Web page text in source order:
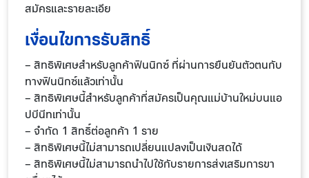
สมัครและรายละเอีย
เงื่อนไขการรับสิทธิ์
– สิทธิพิเศษสำหรับลูกค้าฟินนิกซ์ ที่ผ่านการยืนยันตัวตนกับ
ทางฟินนิกซ์แล้วเท่านั้น
– สิทธิพิเศษนี้สำหรับลูกค้าที่สมัครเป็นคุณแม่บ้านใหม่บนแอ
ปบีนีทเท่านั้น
– จำกัด 1 สิทธิ์ต่อลูกค้า 1 ราย
– สิทธิพิเศษนี้ไม่สามารถเปลี่ยนแปลงเป็นเงินสดได้
– สิทธิพิเศษนี้ไม่สามารถนำไปใช้กับรายการส่งเสริมการขา